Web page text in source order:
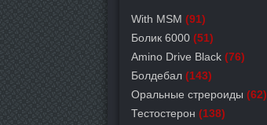
With MSM (91)
Болик 6000 (51)
Amino Drive Black (76)
Болдебал (143)
Оральные стрероиды (62)
Тестостерон (138)